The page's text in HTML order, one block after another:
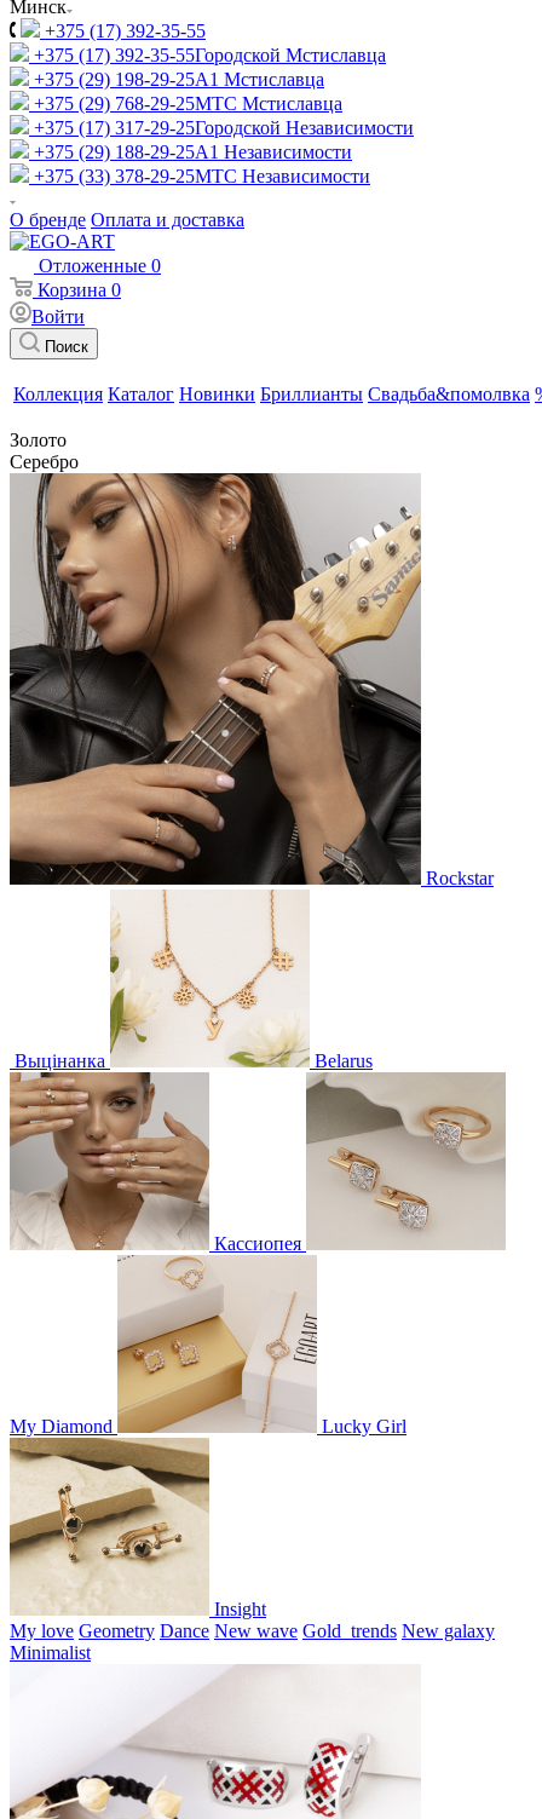
Минск
+375 (17) 392-35-55
+375 (17) 392-35-55Городской Мстиславца
+375 (29) 198-29-25A1 Мстиславца
+375 (29) 768-29-25МТС Мстиславца
+375 (17) 317-29-25Городской Независимости
+375 (29) 188-29-25A1 Независимости
+375 (33) 378-29-25МТС Независимости
О бренде Оплата и доставка
Отложенные 0
Корзина 0
Войти
Поиск
Коллекция Каталог Новинки Бриллианты Свадьба&помолвка
Золото
Серебро
Rockstar
Выцінанка Belarus
Кассиопея
My Diamond Lucky Girl
Insight
My love Geometry Dance New wave Gold_trends New galaxy
Minimalist